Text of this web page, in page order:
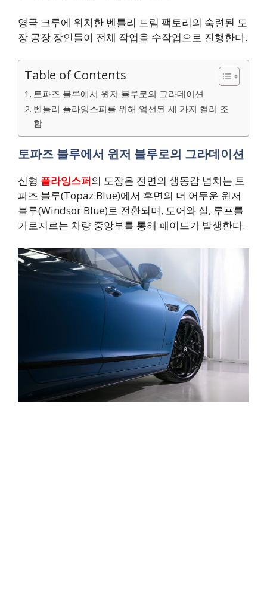
영국 크루에 위치한 벤틀리 드림 팩토리의 숙련된 도
장 공장 장인들이 전체 작업을 수작업으로 진행한다.
Table of Contents
토파즈 블루에서 윈저 블루로의 그라데이션
벤틀리 플라잉스퍼를 위해 엄선된 세 가지 컬러 조
합
토파즈 블루에서 윈저 블루로의 그라데이션
신형 플라잉스퍼의 도장은 전면의 생동감 넘치는 토
파즈 블루(Topaz Blue)에서 후면의 더 어두운 윈저
블루(Windsor Blue)로 전환되며, 도어와 실, 루프를
가로지르는 차량 중앙부를 통해 페이드가 발생한다.